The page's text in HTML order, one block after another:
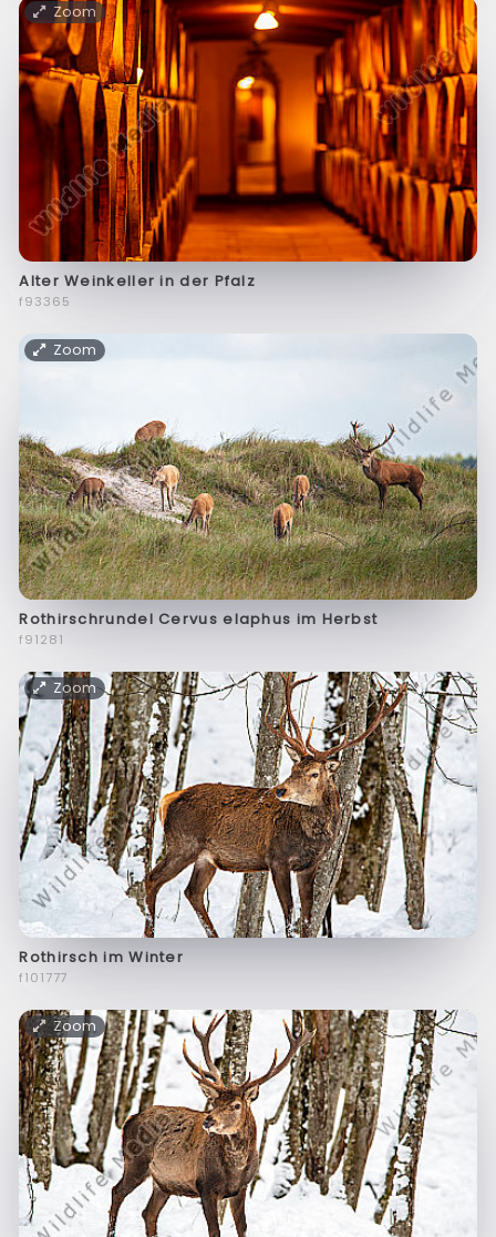
Zoom
Alter Weinkeller in der Pfalz
f93365
Zoom
Rothirschrundel Cervus elaphus im Herbst
f91281
Zoom
Rothirsch im Winter
f101777
Zoom